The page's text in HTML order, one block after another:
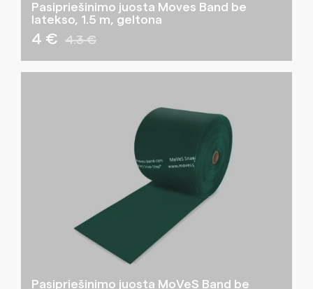
Pasipriešinimo juosta Moves Band be
latekso, 1.5 m, geltona
4 € 4.3 €
Pasipriešinimo juosta MoVeS Band be